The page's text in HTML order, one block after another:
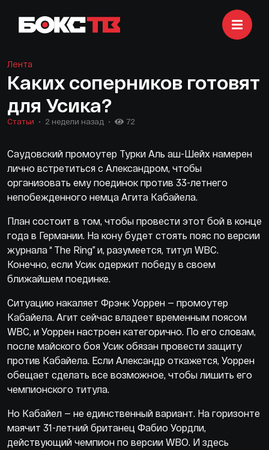
Лента
Каких соперников готовят
для Усика?
Статьи 2 недели назад 72
Саудовский промоутер Турки Аль аш-Шейх намерен
лично встретиться с Александром, чтобы
организовать ему поединок против 33-летнего
непобежденного немца Агита Кабайела.
План состоит в том, чтобы провести этот бой в конце
года в Германии. На кону будет стоять пояс по версии
журнала “ The Ring” и, разумеется, титул WBC.
Конечно, если Усик одержит победу в своем
ближайшем поединке.
Ситуацию накаляет Фрэнк Уоррен — промоутер
Кабайела. Агит сейчас владеет временным поясом
WBC, и Уоррен настроен категорично. По его словам,
после майского боя Усик обязан провести защиту
против Кабайела. Если Александр откажется, Уоррен
обещает сделать все возможное, чтобы лишить его
чемпионского титула.
Но Кабайел — не единственный вариант. На горизонте
маячит 31-летний британец Фабио Уордли,
действующий чемпион по версии WBO. И здесь